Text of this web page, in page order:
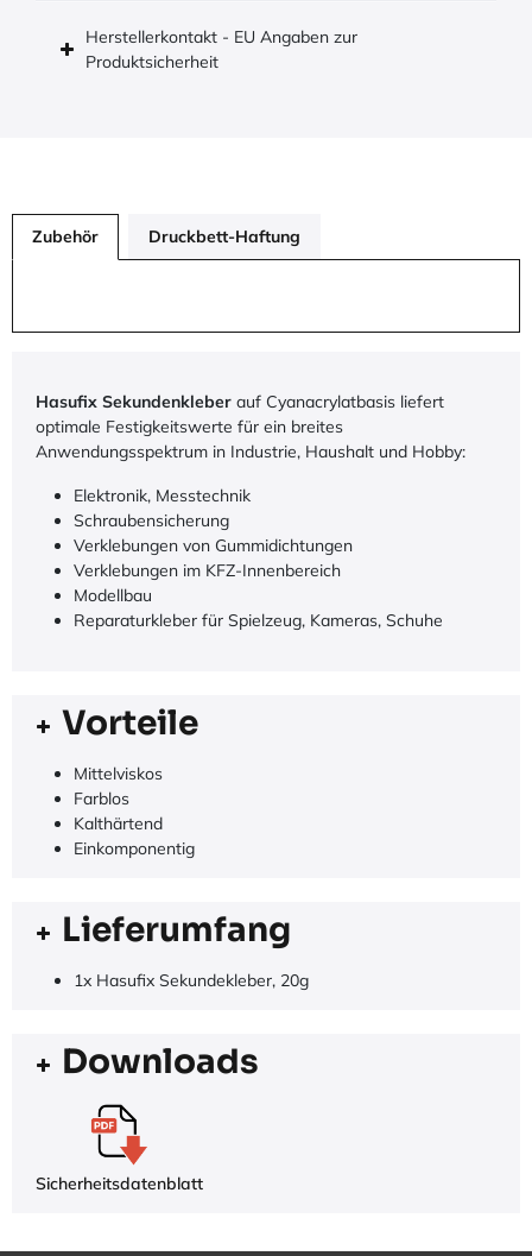
Herstellerkontakt - EU Angaben zur
Produktsicherheit
Zubehör Druckbett-Haftung
Hasufix Sekundenkleber auf Cyanacrylatbasis liefert
optimale Festigkeitswerte für ein breites
Anwendungsspektrum in Industrie, Haushalt und Hobby:
Elektronik, Messtechnik
Schraubensicherung
Verklebungen von Gummidichtungen
Verklebungen im KFZ-Innenbereich
Modellbau
Reparaturkleber für Spielzeug, Kameras, Schuhe
Vorteile
Mittelviskos
Farblos
Kalthärtend
Einkomponentig
Lieferumfang
1x Hasufix Sekundekleber, 20g
Downloads
Sicherheitsdatenblatt